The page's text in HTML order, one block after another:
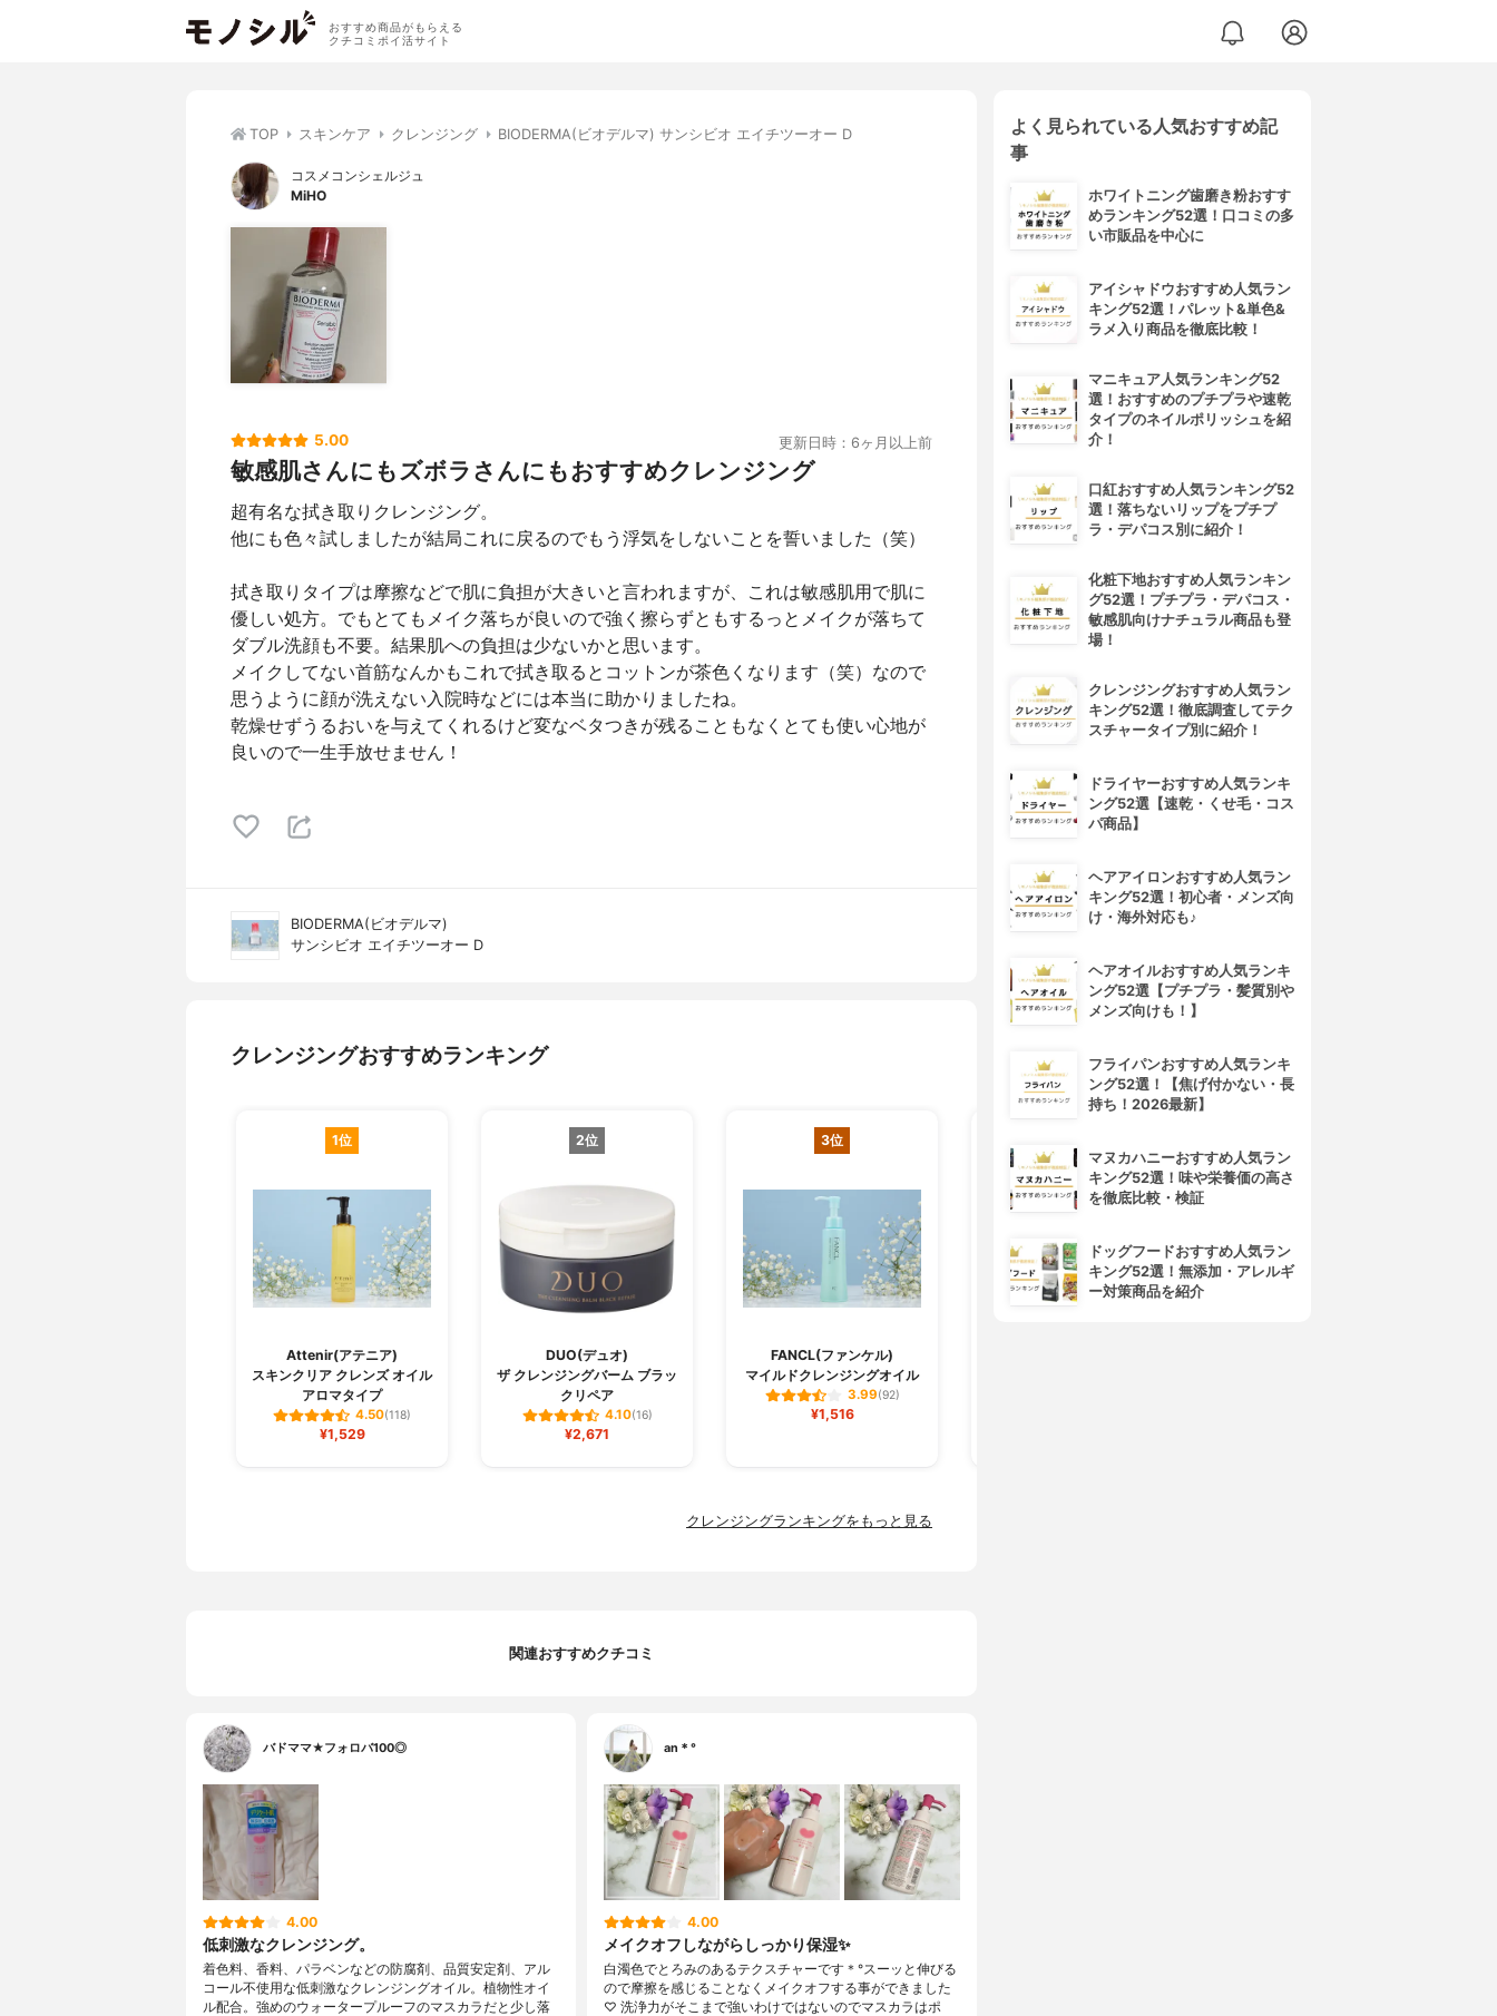
おすすめ商品がもらえる
クチコミポイ活サイト
TOP スキンケア クレンジング BIODERMA(ビオデルマ) サンシビオ エイチツーオー D
コスメコンシェルジュ
MiHO
5.00 更新日時：6ヶ月以上前
敏感肌さんにもズボラさんにもおすすめクレンジング
超有名な拭き取りクレンジング。
他にも色々試しましたが結局これに戻るのでもう浮気をしないことを誓いました（笑）
拭き取りタイプは摩擦などで肌に負担が大きいと言われますが、これは敏感肌用で肌に
優しい処方。でもとてもメイク落ちが良いので強く擦らずともするっとメイクが落ちて
ダブル洗顔も不要。結果肌への負担は少ないかと思います。
メイクしてない首筋なんかもこれで拭き取るとコットンが茶色くなります（笑）なので
思うように顔が洗えない入院時などには本当に助かりましたね。
乾燥せずうるおいを与えてくれるけど変なベタつきが残ることもなくとても使い心地が
良いので一生手放せません！
BIODERMA(ビオデルマ)
サンシビオ エイチツーオー D
クレンジングおすすめランキング
1位
Attenir(アテニア)
スキンクリア クレンズ オイル
アロマタイプ
4.50(118)
¥1,529
2位
DUO(デュオ)
ザ クレンジングバーム ブラッ
クリペア
4.10(16)
¥2,671
3位
FANCL(ファンケル)
マイルドクレンジングオイル
3.99(92)
¥1,516
クレンジングランキングをもっと見る
関連おすすめクチコミ
バドママ★フォロバ100◎
4.00
低刺激なクレンジング。
着色料、香料、パラベンなどの防腐剤、品質安定剤、アル
コール不使用な低刺激なクレンジングオイル。植物性オイ
ル配合。強めのウォータープルーフのマスカラだと少し落
an＊°
4.00
メイクオフしながらしっかり保湿✨
白濁色でとろみのあるテクスチャーです＊°スーッと伸びる
ので摩擦を感じることなくメイクオフする事ができました
♡ 洗浄力がそこまで強いわけではないのでマスカラはポ
よく見られている人気おすすめ記
事
ホワイトニング歯磨き粉おすす
めランキング52選！口コミの多
い市販品を中心に
アイシャドウおすすめ人気ラン
キング52選！パレット&単色&
ラメ入り商品を徹底比較！
マニキュア人気ランキング52
選！おすすめのプチプラや速乾
タイプのネイルポリッシュを紹
介！
口紅おすすめ人気ランキング52
選！落ちないリップをプチプ
ラ・デパコス別に紹介！
化粧下地おすすめ人気ランキン
グ52選！プチプラ・デパコス・
敏感肌向けナチュラル商品も登
場！
クレンジングおすすめ人気ラン
キング52選！徹底調査してテク
スチャータイプ別に紹介！
ドライヤーおすすめ人気ランキ
ング52選【速乾・くせ毛・コス
パ商品】
ヘアアイロンおすすめ人気ラン
キング52選！初心者・メンズ向
け・海外対応も♪
ヘアオイルおすすめ人気ランキ
ング52選【プチプラ・髪質別や
メンズ向けも！】
フライパンおすすめ人気ランキ
ング52選！【焦げ付かない・長
持ち！2026最新】
マヌカハニーおすすめ人気ラン
キング52選！味や栄養価の高さ
を徹底比較・検証
ドッグフードおすすめ人気ラン
キング52選！無添加・アレルギ
ー対策商品を紹介